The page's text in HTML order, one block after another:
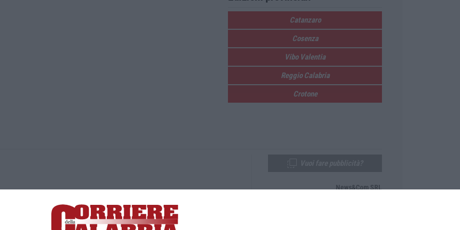
Catanzaro
Cosenza
Vibo Valentia
Reggio Calabria
Crotone
Lamezia Terme (CZ)
responsabile Paola Militano |Privacy
News&Com SRL